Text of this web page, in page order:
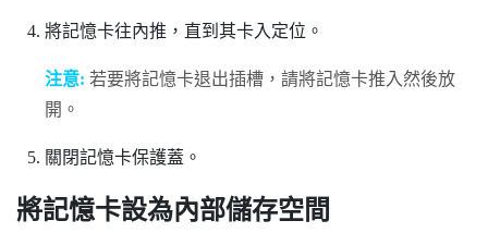
將記憶卡往內推，直到其卡入定位。
注意: 若要將記憶卡退出插槽，請將記憶卡推入然後放
開。
關閉記憶卡保護蓋。
將記憶卡設為內部儲存空間